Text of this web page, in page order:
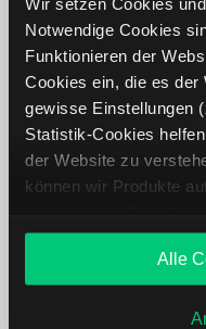
Notwendige Cookies
Funktionieren der
Cookies ein, die es der
gewisse Einstellungen
Statistik-Cookies
der Website zu
können wir Produkte
Angebote unterbreiten.
Sie zulassen oder
Sie jederzeit in den
Weitere Infos auch in
Alle
Anlageentscheidungen
Ihr Verlust kann Ihre
Vergangenheit sind
Entwicklungen.
Online-Broker